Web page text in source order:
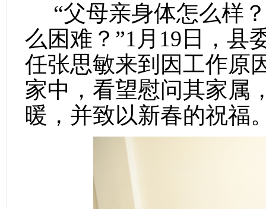
“父母亲身体怎么样
么困难？”1月19日，县
任张思敏来到因工作原
家中，看望慰问其家属
暖，并致以新春的祝福